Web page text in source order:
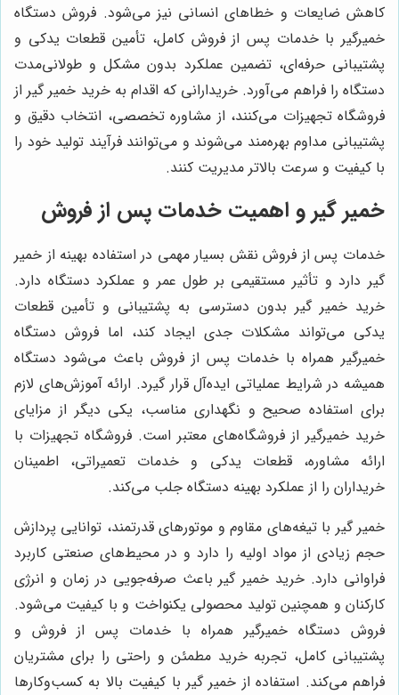
کاهش ضایعات و خطاهای انسانی نیز می‌شود. فروش دستگاه
خمیرگیر با خدمات پس از فروش کامل، تأمین قطعات یدکی و
پشتیبانی حرفه‌ای، تضمین عملکرد بدون مشکل و طولانی‌مدت
دستگاه را فراهم می‌آورد. خریدارانی که اقدام به خرید خمیر گیر از
فروشگاه تجهیزات می‌کنند، از مشاوره تخصصی، انتخاب دقیق و
پشتیبانی مداوم بهره‌مند می‌شوند و می‌توانند فرآیند تولید خود را
با کیفیت و سرعت بالاتر مدیریت کنند.
خمیر گیر و اهمیت خدمات پس از فروش
خدمات پس از فروش نقش بسیار مهمی در استفاده بهینه از خمیر
گیر دارد و تأثیر مستقیمی بر طول عمر و عملکرد دستگاه دارد.
خرید خمیر گیر بدون دسترسی به پشتیبانی و تأمین قطعات
یدکی می‌تواند مشکلات جدی ایجاد کند، اما فروش دستگاه
خمیرگیر همراه با خدمات پس از فروش باعث می‌شود دستگاه
همیشه در شرایط عملیاتی ایده‌آل قرار گیرد. ارائه آموزش‌های لازم
برای استفاده صحیح و نگهداری مناسب، یکی دیگر از مزایای
خرید خمیرگیر از فروشگاه‌های معتبر است. فروشگاه تجهیزات با
ارائه مشاوره، قطعات یدکی و خدمات تعمیراتی، اطمینان
خریداران را از عملکرد بهینه دستگاه جلب می‌کند.
خمیر گیر با تیغه‌های مقاوم و موتورهای قدرتمند، توانایی پردازش
حجم زیادی از مواد اولیه را دارد و در محیط‌های صنعتی کاربرد
فراوانی دارد. خرید خمیر گیر باعث صرفه‌جویی در زمان و انرژی
کارکنان و همچنین تولید محصولی یکنواخت و با کیفیت می‌شود.
فروش دستگاه خمیرگیر همراه با خدمات پس از فروش و
پشتیبانی کامل، تجربه خرید مطمئن و راحتی را برای مشتریان
فراهم می‌کند. استفاده از خمیر گیر با کیفیت بالا به کسب‌وکارها